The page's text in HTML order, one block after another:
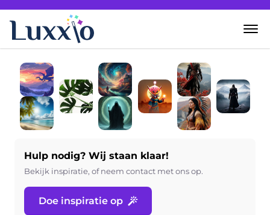
Home
Wanddecoratie
Over Luxxio
Contact
Hulp nodig? Wij staan klaar!
Bekijk inspiratie, of neem contact met ons op.
Doe inspiratie op